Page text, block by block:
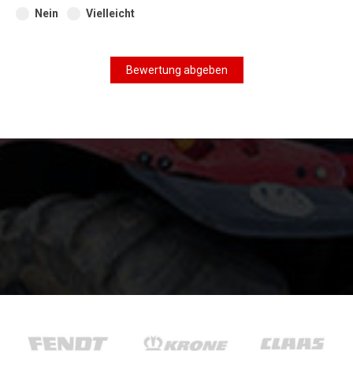
Nein
Vielleicht
Bewertung abgeben